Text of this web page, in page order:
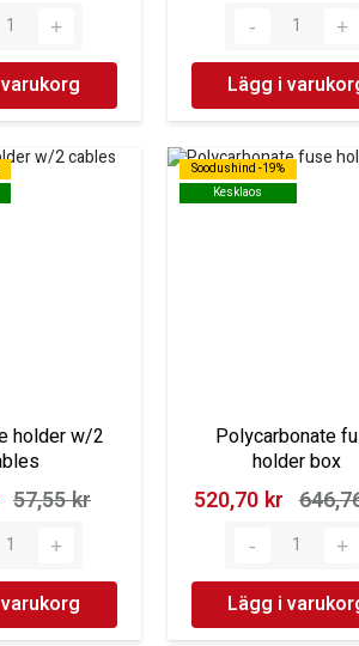
Lägg i
holder w/2
57,55 kr‎
Soodushind -19%
Kesklaos
Soodushind -19%
Kesklaos
Polycarbonate
holder box
520,70 kr‎
Lägg i